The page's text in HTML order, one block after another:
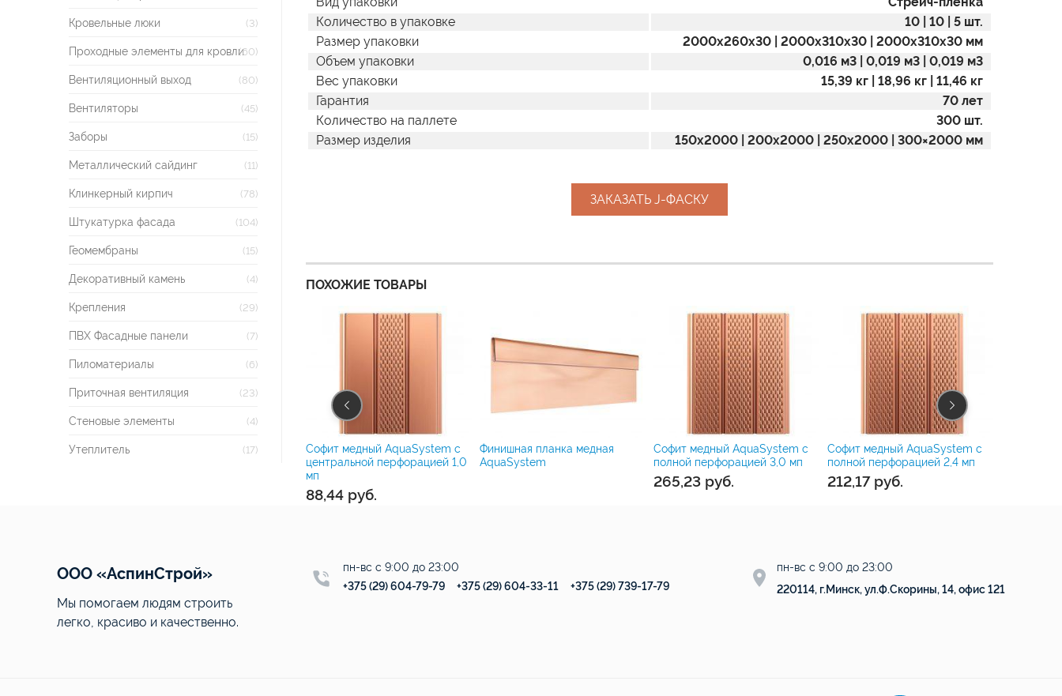
Кровельные люки (3)
Проходные элементы для кровли(60)
Вентиляционный выход (80)
Вентиляторы (45)
Заборы (15)
Металлический сайдинг (11)
Клинкерный кирпич (78)
Штукатурка фасада (104)
Геомембраны (15)
Декоративный камень (4)
Крепления (29)
ПВХ Фасадные панели (7)
Пиломатериалы (6)
Приточная вентиляция (23)
Стеновые элементы (4)
Утеплитель (17)
Количество в упаковке
10 | 10 | 5 шт.
Размер упаковки
2000x260x30 | 2000x310x30 | 2000x310x30 мм
Объем упаковки
0,016 м3 | 0,019 м3 | 0,019 м3
Вес упаковки
15,39 кг | 18,96 кг | 11,46 кг
Гарантия
70 лет
Количество на паллете
300 шт.
Размер изделия
150х2000 | 200х2000 | 250х2000 | 300×2000 мм
ЗАКАЗАТЬ J-ФАСКУ
ПОХОЖИЕ ТОВАРЫ
(внешняя)
Лобовая (ветровая) планка
Софит медный AquaSystem с
центральной перфорацией 1,0
мп
88,44 руб.
Финишная планка медная
AquaSystem
Софит медный AquaSystem с
полной перфорацией 3,0 мп
265,23 руб.
Софит медный AquaSystem с
полной перфорацией 2,4 мп
212,17 руб.
ООО «АспинСтрой»
Мы помогаем людям строить
легко, красиво и качественно.
пн-вс с 9:00 до 23:00
+375 (29) 604-79-79
+375 (29) 604-33-11 +375 (29) 739-17-79
пн-вс с 9:00 до 23:00
220114, г.Минск, ул.Ф.Скорины, 14, офис 121